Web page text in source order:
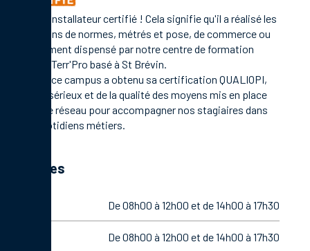
C'est un installateur certifié ! Cela signifie qu'il a réalisé les
formations de normes, métrés et pose, de commerce ou
management dispensé par notre centre de formation
Campus Terr'Pro basé à St Brévin.
En 2021, ce campus a obtenu sa certification QUALIOPI,
gage de sérieux et de la qualité des moyens mis en place
par notre réseau pour accompagner nos stagiaires dans
leurs quotidiens métiers.
Horaires
De 08h00 à 12h00 et de 14h00 à 17h30
De 08h00 à 12h00 et de 14h00 à 17h30